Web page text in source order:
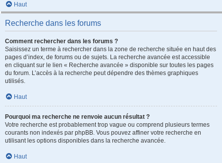
Haut
Recherche dans les forums
Comment rechercher dans les forums ?
Saisissez un terme à rechercher dans la zone de recherche située en haut des
pages d’index, de forums ou de sujets. La recherche avancée est accessible
en cliquant sur le lien « Recherche avancée » disponible sur toutes les pages
du forum. L’accès à la recherche peut dépendre des thèmes graphiques
utilisés.
Haut
Pourquoi ma recherche ne renvoie aucun résultat ?
Votre recherche est probablement trop vague ou comprend plusieurs termes
courants non indexés par phpBB. Vous pouvez affiner votre recherche en
utilisant les options disponibles dans la recherche avancée.
Haut